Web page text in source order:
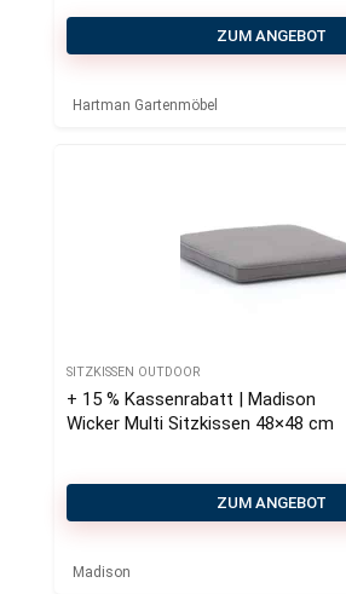
ZUM ANGEBOT
Hartman Gartenmöbel
SITZKISSEN OUTDOOR
+ 15 % Kassenrabatt | Madison
Wicker Multi Sitzkissen 48×48 cm
ZUM ANGEBOT
Madison